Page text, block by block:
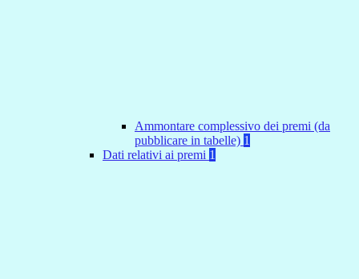
Ammontare complessivo dei premi (da
pubblicare in tabelle) 1
Dati relativi ai premi 1